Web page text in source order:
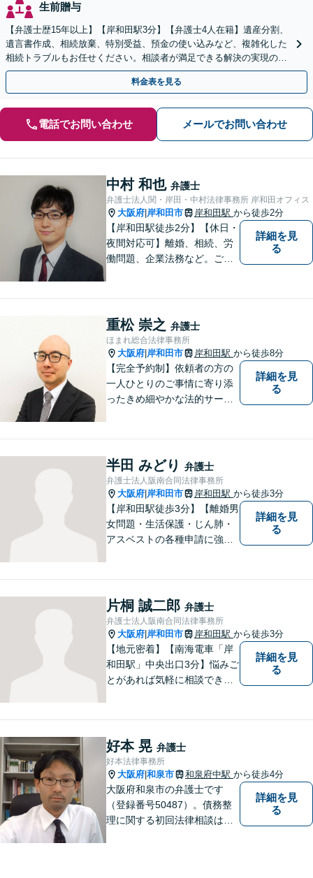
生前贈与
【弁護士歴15年以上】【岸和田駅3分】【弁護士4人在籍】遺産分割、
遺言書作成、相続放棄、特別受益、預金の使い込みなど、複雑化した
相続トラブルもお任せください。相談者が満足できる解決の実現のた
めに、他士業と連携し最善を尽くします【完全個室】
料金表を見る
電話でお問い合わせ メールでお問い合わせ
中村 和也 弁護士
弁護士法人関・岸田・中村法律事務所 岸和田オフィス
大阪府 岸和田市 岸和田駅 から徒歩2分
【岸和田駅徒歩2分】【休日・
夜間対応可】離婚、相続、労
働問題、企業法務など。ご依
はお一人で抱えず、ぜひ弁護
士へご相談ください【完全個
室】
詳細を見
る
重松 崇之 弁護士
ほまれ総合法律事務所
大阪府 岸和田市 岸和田駅 から徒歩8分
【完全予約制】依頼者の方の
一人ひとりのご事情に寄り添
ったきめ細やかな法的サービ
分無料です。
詳細を見
る
半田 みどり 弁護士
弁護士法人阪南合同法律事務所
大阪府 岸和田市 岸和田駅 から徒歩3分
【岸和田駅徒歩3分】【離婚男
女問題・生活保護・じん肺・
アスベストの各種申請に強
す。お困りごとがあれば、お
気軽にご相談ください。
詳細を見
る
片桐 誠二郎 弁護士
弁護士法人阪南合同法律事務所
大阪府 岸和田市 岸和田駅 から徒歩3分
【地元密着】【南海電車「岸
和田駅」中央出口3分】悩みご
とがあれば気軽に相談でき
てもらうように、どうぞお気
軽にご相談ください。
詳細を見
る
好本 晃 弁護士
好本法律事務所
大阪府 和泉市 和泉府中駅 から徒歩4分
大阪府和泉市の弁護士です
（登録番号50487）。債務整
理に関する初回法律相談は無
詳細を見
る